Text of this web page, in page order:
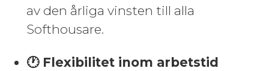
av den årliga vinsten till alla
Softhousare.
🕐 Flexibilitet inom arbetstid